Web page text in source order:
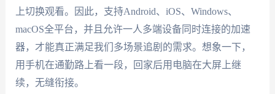
上切换观看。因此，支持Android、iOS、Windows、
macOS全平台，并且允许一人多端设备同时连接的加速
器，才能真正满足我们多场景追剧的需求。想象一下，
用手机在通勤路上看一段，回家后用电脑在大屏上继
续，无缝衔接。